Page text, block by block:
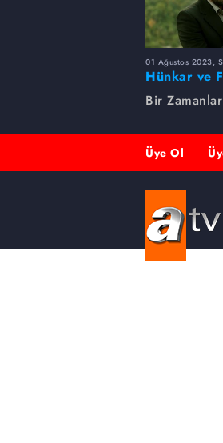
01 Ağustos 2023,
Hünkar ve
yıllık sevdası
Bir
Üye Ol